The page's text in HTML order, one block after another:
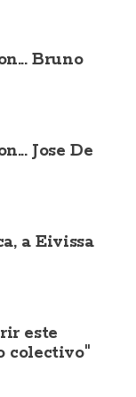
Bruno
Jose De
a Eivissa
este
colectivo"